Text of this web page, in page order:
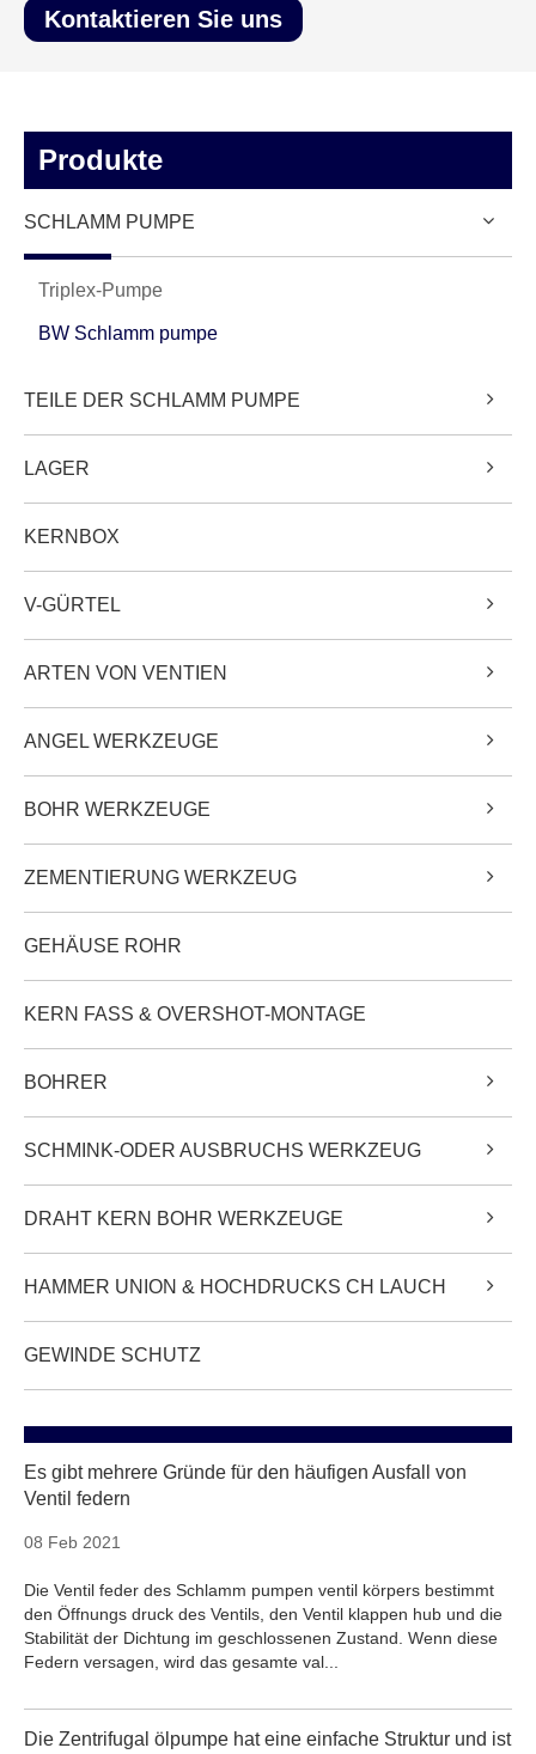
Kontaktieren Sie uns
Produkte
SCHLAMM PUMPE
Triplex-Pumpe
BW Schlamm pumpe
TEILE DER SCHLAMM PUMPE
LAGER
KERNBOX
V-GÜRTEL
ARTEN VON VENTIEN
ANGEL WERKZEUGE
BOHR WERKZEUGE
ZEMENTIERUNG WERKZEUG
GEHÄUSE ROHR
KERN FASS & OVERSHOT-MONTAGE
BOHRER
SCHMINK-ODER AUSBRUCHS WERKZEUG
DRAHT KERN BOHR WERKZEUGE
HAMMER UNION & HOCHDRUCKS CH LAUCH
GEWINDE SCHUTZ
Es gibt mehrere Gründe für den häufigen Ausfall von
Ventil federn
08 Feb 2021
Die Ventil feder des Schlamm pumpen ventil körpers bestimmt
den Öffnungs druck des Ventils, den Ventil klappen hub und die
Stabilität der Dichtung im geschlossenen Zustand. Wenn diese
Federn versagen, wird das gesamte val...
Die Zentrifugal ölpumpe hat eine einfache Struktur und ist